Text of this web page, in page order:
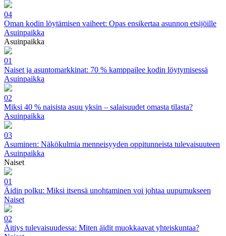
04
Oman kodin löytämisen vaiheet: Opas ensikertaa asunnon etsijöille
Asuinpaikka
Asuinpaikka
01
Naiset ja asuntomarkkinat: 70 % kamppailee kodin löytymisessä
Asuinpaikka
02
Miksi 40 % naisista asuu yksin – salaisuudet omasta tilasta?
Asuinpaikka
03
Asuminen: Näkökulmia menneisyyden oppitunneista tulevaisuuteen
Asuinpaikka
Naiset
01
Äidin polku: Miksi itsensä unohtaminen voi johtaa uupumukseen
Naiset
02
Äitiys tulevaisuudessa: Miten äidit muokkaavat yhteiskuntaa?